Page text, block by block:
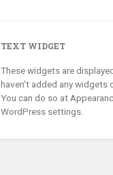
TEXT WIDGET
These widgets are
haven't added any widgets
You can do so at
WordPress settings.